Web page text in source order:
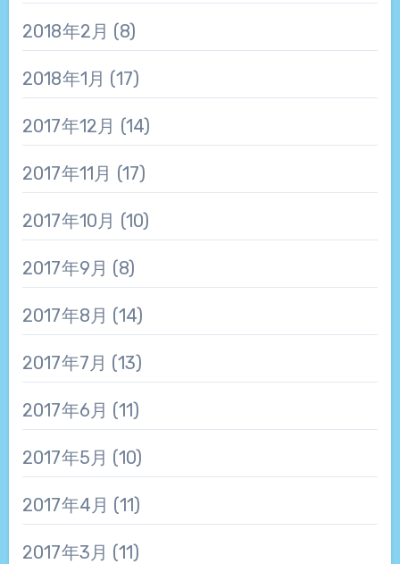
2018年2月 (8)
2018年1月 (17)
2017年12月 (14)
2017年11月 (17)
2017年10月 (10)
2017年9月 (8)
2017年8月 (14)
2017年7月 (13)
2017年6月 (11)
2017年5月 (10)
2017年4月 (11)
2017年3月 (11)